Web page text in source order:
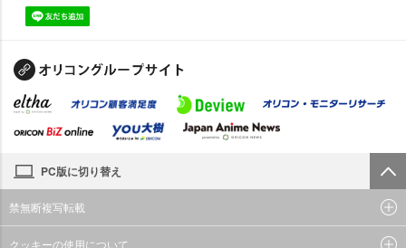
PC版に切り替え
禁無断複写転載
クッキーの使用について